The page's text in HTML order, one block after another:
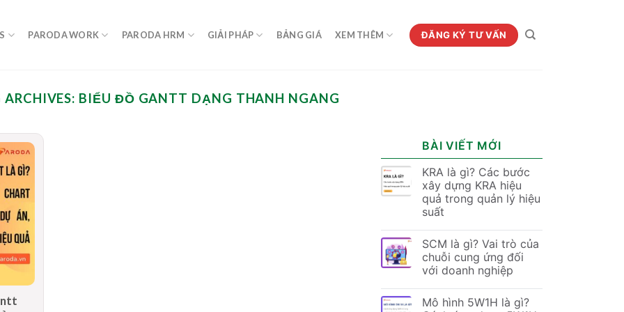
PARODA WORK PARODA HRM GIẢI PHÁP BẢNG GIÁ XEM THÊM ĐĂNG KÝ TƯ VẤN
ARCHIVES: BIỂU ĐỒ GANTT DẠNG THANH NGANG
BÀI VIẾT MỚI
KRA là gì? Các bước
xây dựng KRA hiệu
quả trong quản lý hiệu
suất
SCM là gì? Vai trò của
chuỗi cung ứng đối
với doanh nghiệp
Mô hình 5W1H là gì?